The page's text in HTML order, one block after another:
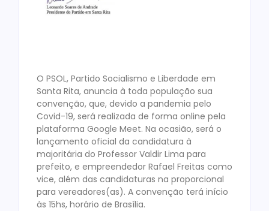
O PSOL, Partido Socialismo e Liberdade em
Santa Rita, anuncia à toda população sua
convenção, que, devido a pandemia pelo
Covid-19, será realizada de forma online pela
plataforma Google Meet. Na ocasião, será o
lançamento oficial da candidatura à
majoritária do Professor Valdir Lima para
prefeito, e empreendedor Rafael Freitas como
vice, além das candidaturas na proporcional
para vereadores(as). A convenção terá início
às 15hs, horário de Brasília.